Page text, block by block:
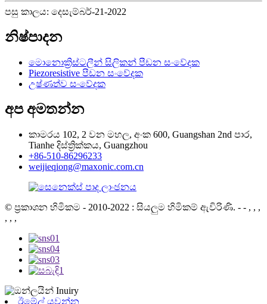
පසු කාලය: දෙසැම්බර්-21-2022
නිෂ්පාදන
මොනොක්‍රිස්ටලීන් සිලිකන් පීඩන සංවේදක
Piezoresistive පීඩන සංවේදක
උෂ්ණත්ව සංවේදක
අප අමතන්න
කාමරය 102, 2 වන මහල, අංක 600, Guangshan 2nd පාර,
Tianhe දිස්ත්‍රික්කය, Guangzhou
+86-510-86296233
weijieqiong@maxonic.com.cn
© ප්‍රකාශන හිමිකම - 2010-2022 : සියලුම හිමිකම් ඇවිරිණි. - - , , ,
, , ,
ඊමේල් යවන්න